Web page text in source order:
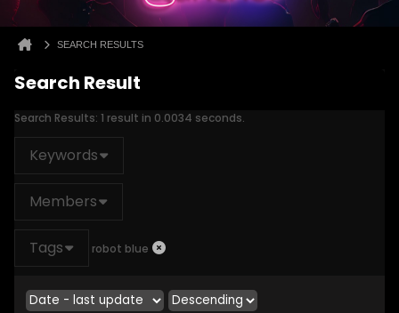
SEARCH RESULTS
Search Result
Search Results: 1 result in 0.0034 seconds.
Keywords
Members
Tags robot blue